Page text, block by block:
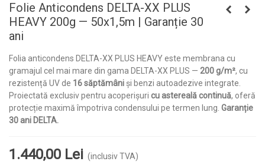
Folie Anticondens DELTA-XX PLUS
HEAVY 200g — 50x1,5m | Garanție 30
ani
Folia anticondens DELTA-XX PLUS HEAVY este membrana cu
gramajul cel mai mare din gama DELTA-XX PLUS — 200 g/m², cu
rezistență UV de 16 săptămâni și benzi autoadezive integrate.
Proiectată exclusiv pentru acoperișuri cu astereală continuă, oferă
protecție maximă împotriva condensului pe termen lung. Garanție
30 ani DELTA.
1.440,00 Lei (inclusiv TVA)